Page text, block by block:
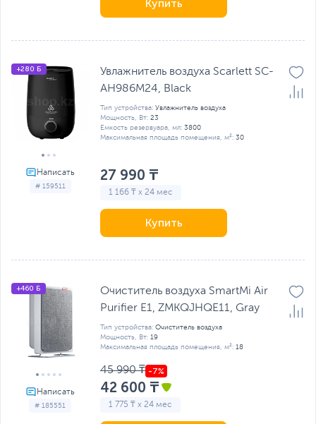
Купить
# 159511
+280 Б
Увлажнитель воздуха Scarlett SC-
AH986M24, Black
Тип устройства: Увлажнитель воздуха
Мощность, Вт: 23
Емкость резервуара, мл: 3800
Максимальная площадь помещения, м²: 30
27 990 ₸
1 166 ₸ x 24 мес
Купить
# 185551
+460 Б
Очиститель воздуха SmartMi Air
Purifier E1, ZMKQJHQE11, Gray
Тип устройства: Очиститель воздуха
Мощность, Вт: 19
Максимальная площадь помещения, м²: 18
45 990 ₸
42 600 ₸
1 775 ₸ x 24 мес